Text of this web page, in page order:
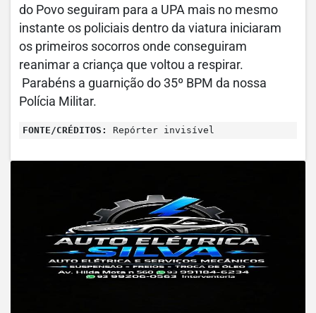
do Povo seguiram para a UPA mais no mesmo
instante os policiais dentro da viatura iniciaram
os primeiros socorros onde conseguiram
reanimar a criança que voltou a respirar.
Parabéns a guarnição do 35º BPM da nossa
Polícia Militar.
FONTE/CRÉDITOS: Repórter invisível